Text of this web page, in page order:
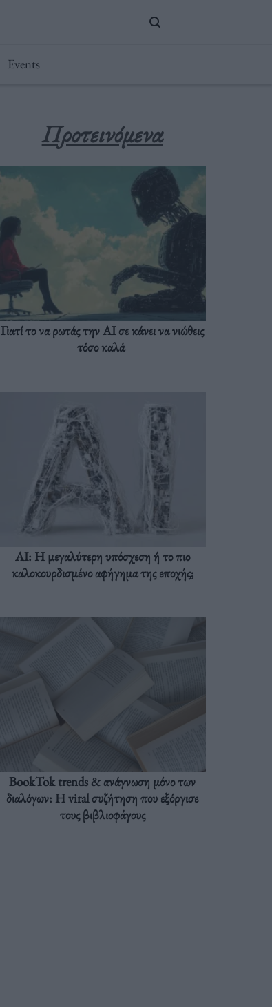
Events
Προτεινόμενα
Γιατί το να ρωτάς την AI σε κάνει να νιώθεις
τόσο καλά
AI: Η μεγαλύτερη υπόσχεση ή το πιο
καλοκουρδισμένο αφήγημα της εποχής;
BookTok trends & ανάγνωση μόνο των
διαλόγων: Η viral συζήτηση που εξόργισε
τους βιβλιοφάγους